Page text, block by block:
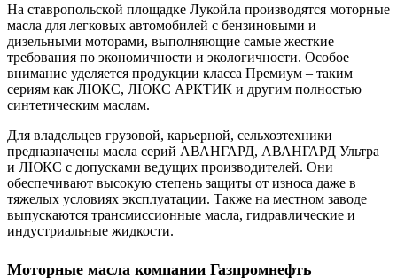
На ставропольской площадке Лукойла производятся моторные
масла для легковых автомобилей с бензиновыми и
дизельными моторами, выполняющие самые жесткие
требования по экономичности и экологичности. Особое
внимание уделяется продукции класса Премиум – таким
сериям как ЛЮКС, ЛЮКС АРКТИК и другим полностью
синтетическим маслам.
Для владельцев грузовой, карьерной, сельхозтехники
предназначены масла серий АВАНГАРД, АВАНГАРД Ультра
и ЛЮКС с допусками ведущих производителей. Они
обеспечивают высокую степень защиты от износа даже в
тяжелых условиях эксплуатации. Также на местном заводе
выпускаются трансмиссионные масла, гидравлические и
индустриальные жидкости.
Моторные масла компании Газпромнефть